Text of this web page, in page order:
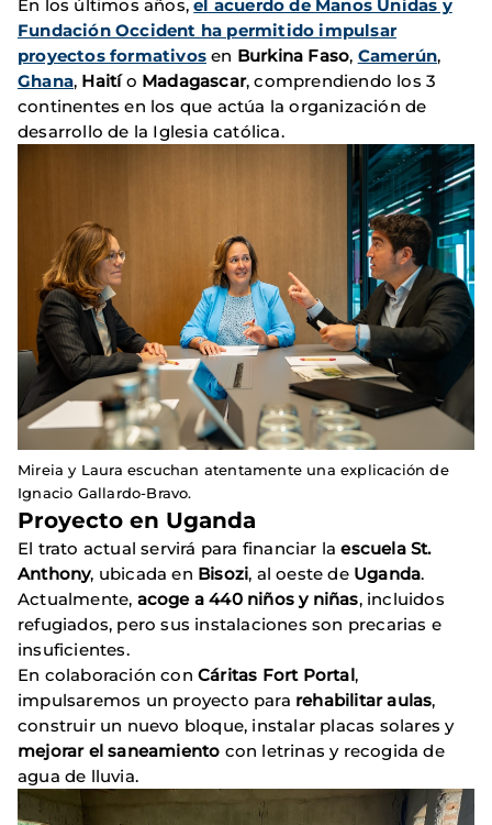
En los últimos años,el acuerdo de Manos Unidas y
Fundación Occident ha permitido impulsar
proyectos formativos en Burkina Faso, Camerún,
Ghana, Haitío Madagascar, comprendiendo los 3
continentes en los que actúa la organización de
desarrollo de la Iglesia católica.
Mireia y Laura escuchan atentamente una explicación de
Ignacio Gallardo-Bravo.
Proyecto en Uganda
El trato actual servirá para financiar laescuela St.
Anthony, ubicada en Bisozi, al oeste de Uganda.
Actualmente, acoge a 440 niños y niñas, incluidos
refugiados, pero sus instalaciones son precarias e
insuficientes.
En colaboración con Cáritas Fort Portal,
impulsaremos un proyecto para rehabilitar aulas,
construir un nuevo bloque, instalar placas solares y
mejorar el saneamiento con letrinas y recogida de
agua de lluvia.